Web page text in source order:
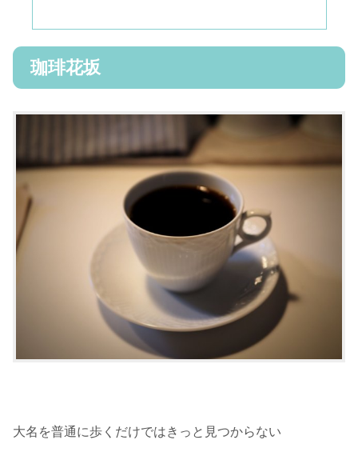
珈琲花坂
大名を普通に歩くだけではきっと見つからない